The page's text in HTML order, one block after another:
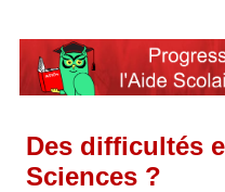
Des difficultés
Sciences ?